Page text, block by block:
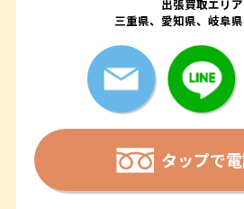
出張買取エリア
三重県、愛知県、岐阜
タップで